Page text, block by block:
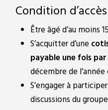
Condition d’accès
Être âgé d’au moins
S’acquitter d’une
payable une fois
décembre de
S’engager à
discussions du